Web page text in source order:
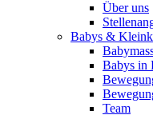
Über uns
Babys &
Babys in
Team